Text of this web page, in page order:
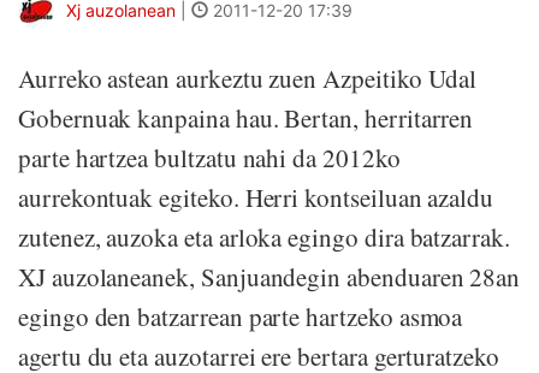
Xj auzolanean 2011-12-20 17:39
Aurreko astean aurkeztu zuen Azpeitiko Udal
Gobernuak kanpaina hau. Bertan, herritarren
parte hartzea bultzatu nahi da 2012ko
aurrekontuak egiteko. Herri kontseiluan azaldu
zutenez, auzoka eta arloka egingo dira batzarrak.
XJ auzolaneanek, Sanjuandegin abenduaren 28an
egingo den batzarrean parte hartzeko asmoa
agertu du eta auzotarrei ere bertara gerturatzeko